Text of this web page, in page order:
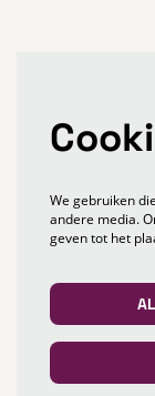
We gebruiken
andere media.
geven tot het